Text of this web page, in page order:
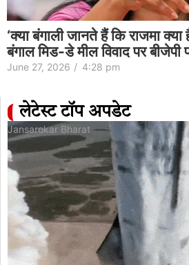
‘क्या बंगाली जानते हैं कि राजमा
बंगाल मिड-डे मील विवाद पर बीजेपी
June 27, 2026 / 4:28 pm
लेटेस्ट टॉप अपडेट
Jansarokar Bharat